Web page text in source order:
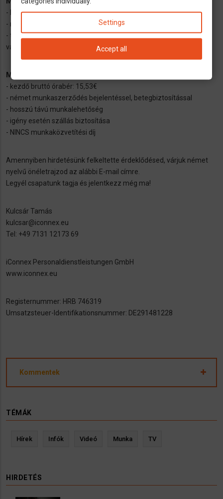
- legalább közepes szintű német nyelvtudás (B1)
- megbízható és önálló munkavégzés
- több műszak (délelőtt, délután), alkalmanként hétvégi munka
vállalása
Mi az amit mi kínálunk?
- kezdő bruttó órabér: 15,53€
- német munkaszerződés bejelentéssel, betegbiztosítással
- hosszú távú munkalehetőség
- igény esetén szállás biztosítása
- NINCS munkaközvetítési díj
Amennyiben hirdetésünk felkeltette érdeklődésed, várjuk német
nyelvű önéletrajzod az alábbi E-mail címre.
Legyél csapatunk tagja és jelentkezz még ma!
Kulcsár Tamás
kulcsar@iconnex.eu
Tel: +49 7131 12173 69
iConnex Personaldienstleistungen GmbH
www.iconnex.eu
Registernummer: HRB 746319
Umsatzsteuer-Identifikationsnummer: DE291481228
Kommentek
TÉMÁK
Hírek Infók Videó Munka TV
HIRDETÉS
Settings
Accept all